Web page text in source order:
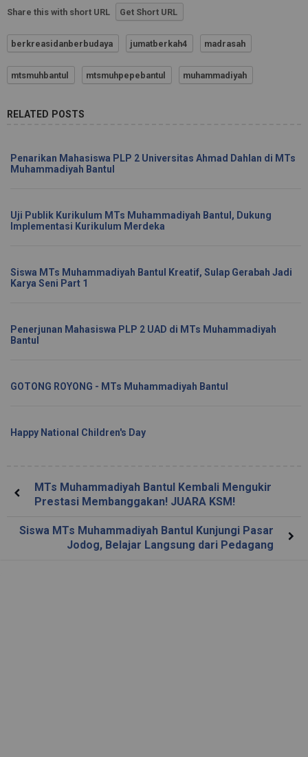
Share this with short URL Get Short URL
berkreasidanberbudaya jumatberkah4 madrasah
mtsmuhbantul mtsmuhpepebantul muhammadiyah
RELATED POSTS
Penarikan Mahasiswa PLP 2 Universitas Ahmad Dahlan di MTs
Muhammadiyah Bantul
Uji Publik Kurikulum MTs Muhammadiyah Bantul, Dukung
Implementasi Kurikulum Merdeka
Siswa MTs Muhammadiyah Bantul Kreatif, Sulap Gerabah Jadi
Karya Seni Part 1
Penerjunan Mahasiswa PLP 2 UAD di MTs Muhammadiyah
Bantul
GOTONG ROYONG - MTs Muhammadiyah Bantul
Happy National Children's Day
MTs Muhammadiyah Bantul Kembali Mengukir
Prestasi Membanggakan! JUARA KSM!
Siswa MTs Muhammadiyah Bantul Kunjungi Pasar
Jodog, Belajar Langsung dari Pedagang